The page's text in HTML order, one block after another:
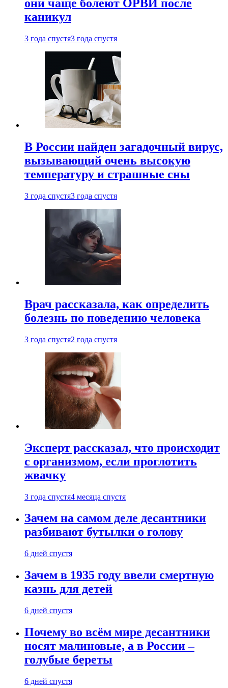
они чаще болеют ОРВИ после
каникул
3 года спустя3 года спустя
В России найден загадочный вирус,
вызывающий очень высокую
температуру и страшные сны
3 года спустя3 года спустя
Врач рассказала, как определить
болезнь по поведению человека
3 года спустя2 года спустя
Эксперт рассказал, что происходит
с организмом, если проглотить
жвачку
3 года спустя4 месяца спустя
Зачем на самом деле десантники
разбивают бутылки о голову
6 дней спустя
Зачем в 1935 году ввели смертную
казнь для детей
6 дней спустя
Почему во всём мире десантники
носят малиновые, а в России –
голубые береты
6 дней спустя